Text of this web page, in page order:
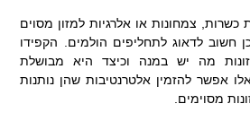
צמחונות או אלרגיות למזון מסוים
חשוב לדאוג לתחליפים הולמים. הקפידו
מה יש במנה וכיצד היא מבושלת
אפשר להזמין אלטרנטיבות שהן נותנות
מסוימים.